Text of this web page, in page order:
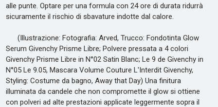
alle punte. Optare per una formula con 24 ore di durata ridurrà
sicuramente il rischio di sbavature indotte dal calore.
(Illustrazione: Fotografia: Arved, Trucco: Fondotinta Glow
Serum Givenchy Prisme Libre; Polvere pressata a 4 colori
Givenchy Prisme Libre in N°02 Satin Blanc; Le 9 de Givenchy in
N°05 Le 9.05, Mascara Volume Couture L'Interdit Givenchy,
Styling: Costume da bagno, Away that Day) Una finitura
illuminata da candele che non compromette il glow si ottiene
con polveri ad alte prestazioni applicate leggermente sopra il